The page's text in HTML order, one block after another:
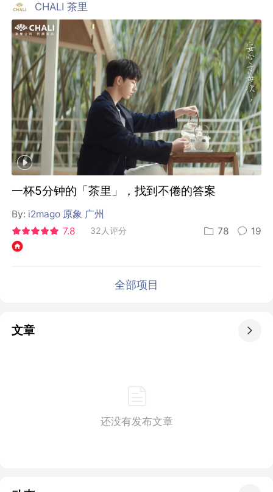
CHALI 茶里
一杯5分钟的「茶里」，找到不倦的答案
By: i2mago 原象 广州
7.8
32人评分 78 19
全部项目
文章 
还没有发布文章